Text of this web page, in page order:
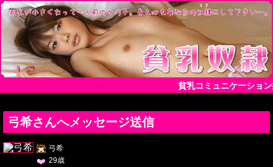
貧乳コミュニケーショ
弓希さんへメッセージ送信
弓希
29歳